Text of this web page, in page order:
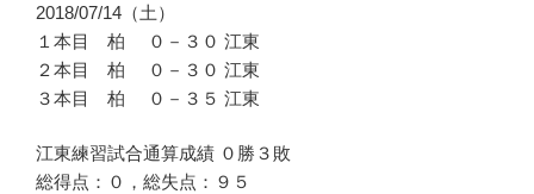
2018/07/14（土）
１本目 柏 ０－３０ 江東
２本目 柏 ０－３０ 江東
３本目 柏 ０－３５ 江東
江東練習試合通算成績 ０勝３敗
総得点：０，総失点：９５